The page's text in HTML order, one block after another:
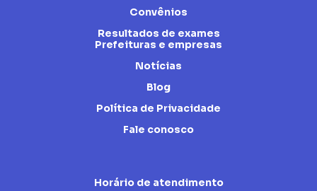
Convênios
Resultados de exames
Prefeituras e empresas
Notícias
Blog
Política de Privacidade
Fale conosco
Horário de atendimento